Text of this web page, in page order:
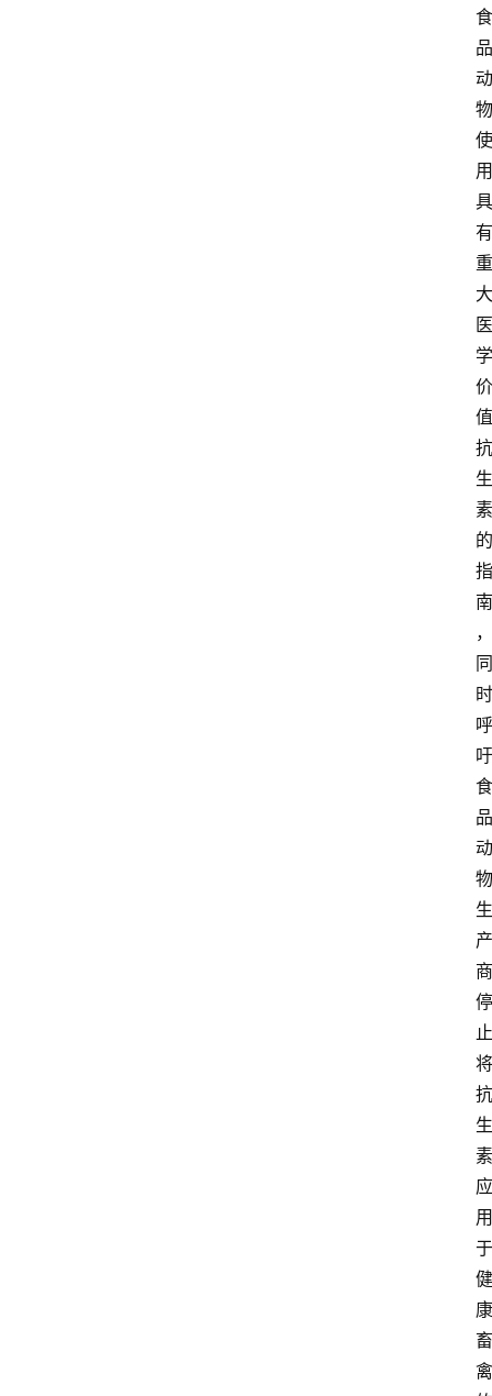
食
品
动
物
使
用
具
有
重
大
医
学
价
值
抗
生
素
的
指
南
，
同
时
呼
吁
食
品
动
物
生
产
商
停
止
将
抗
生
素
应
用
于
健
康
畜
禽